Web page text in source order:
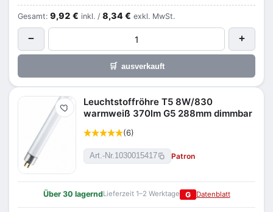
Gesamt: 9,92 € inkl. / 8,34 € exkl. MwSt.
− +
🛒 ausverkauft
Merken
Leuchtstoffröhre T5 8W/830
warmweiß 370lm G5 288mm dimmbar
(6)
Art.-Nr.1030015417 Patron
Über 30 lagerndLieferzeit 1–2 Werktage G Datenblatt